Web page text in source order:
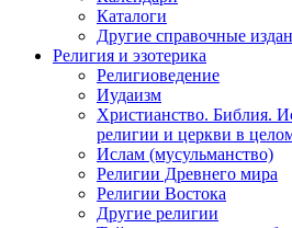
Каталоги
Другие справочные
Религия и эзотерика
Религиоведение
Иудаизм
Христианство. Библия.
религии и церкви в
Ислам (мусульманство)
Религии Древнего мира
Религии Востока
Другие религии